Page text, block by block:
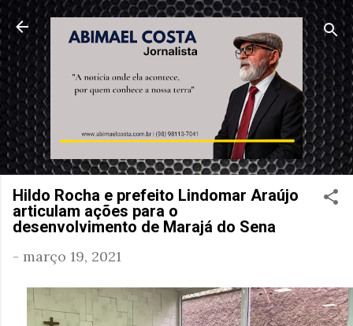
Pular para o conteúdo principal
Hildo Rocha e prefeito Lindomar Araújo
articulam ações para o
desenvolvimento de Marajá do Sena
- março 19, 2021